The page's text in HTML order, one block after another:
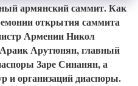
армянский саммит. Как
открытия саммита
Армении Никол
Арутюнян, главный
Заре Синанян, а
и организаций диаспоры.